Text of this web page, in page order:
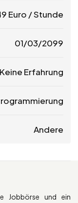
Euro / Stunde
01/03/2099
Keine Erfahrung
Andere
Jobbörse und ein